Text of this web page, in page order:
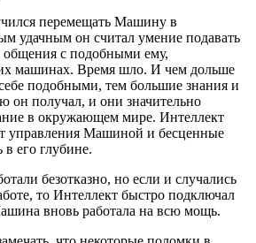
перемещать Машину в
удачным он считал умение подавать
общения с подобными ему,
машинах. Время шло. И чем дольше
подобными, тем большие знания и
он получал, и они значительно
в окружающем мире. Интеллект
управления Машиной и бесценные
в его глубине.
безотказно, но если и случались
то Интеллект быстро подключал
вновь работала на всю мощь.